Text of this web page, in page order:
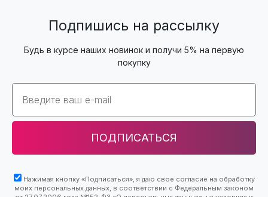
Подпишись на рассылку
Будь в курсе наших новинок и получи 5% на первую
покупку
Email
ПОДПИСАТЬСЯ
Нажимая кнопку «Подписаться», я даю свое согласие на обработку
моих персональных данных, в соответствии с Федеральным законом